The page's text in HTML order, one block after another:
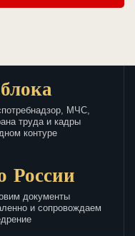
МЧС,
труда и кадры
контуре
России
документы
и сопровождаем